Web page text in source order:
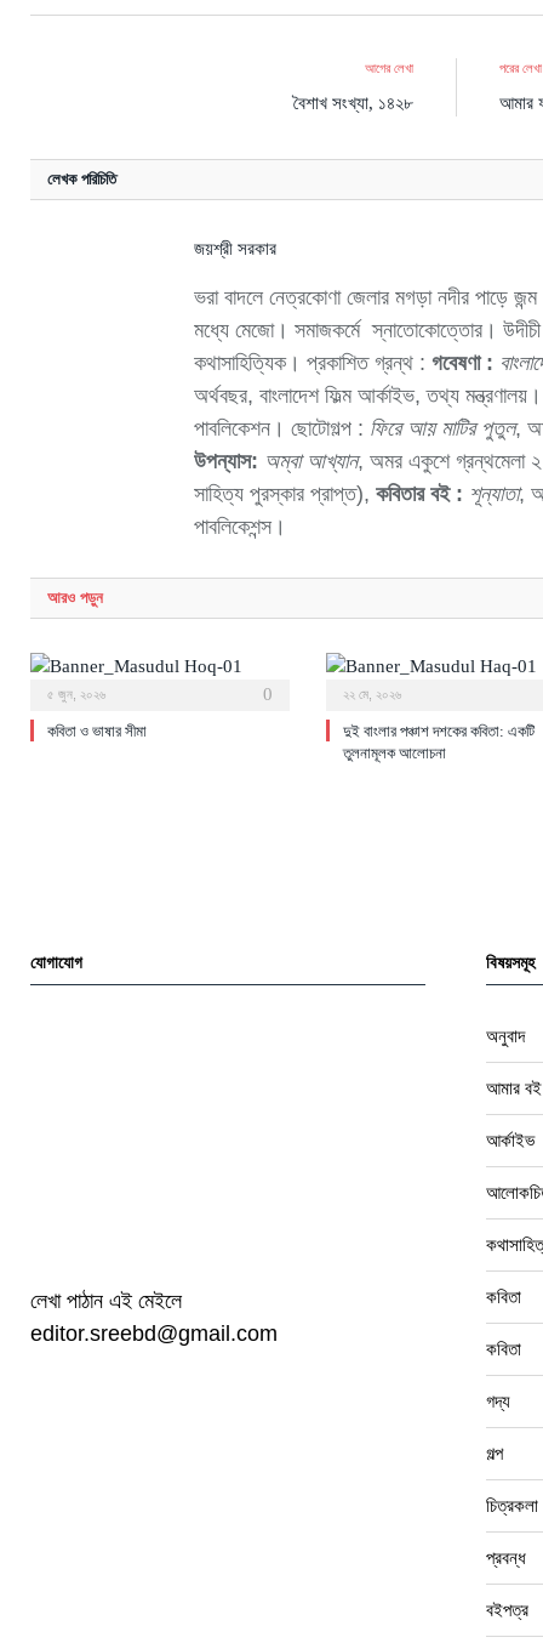
আগের লেখা
বৈশাখ সংখ্যা, ১৪২৮
পরের লেখা
আমার
লেখক পরিচিতি
জয়শ্রী সরকার
ভরা বাদলে নেত্রকোণা জেলার মগড়া নদীর পাড়ে
মধ্যে মেজো। সমাজকর্মে স্নাতোকোত্তোর। উদীচী
কথাসাহিত্যিক। প্রকাশিত গ্রন্থ : গবেষণা :
অর্থবছর, বাংলাদেশ ফিল্ম আর্কাইভ, তথ্য
পাবলিকেশন। ছোটোগল্প : ফিরে আয় মাটির পুতুল,
উপন্যাস: অম্বা আখ্যান, অমর একুশে গ্রন্থমেলা
সাহিত্য পুরস্কার প্রাপ্ত), কবিতার বই : শূন্যাতা,
পাবলিকেশন্স।
আরও পড়ুন
৫ জুন, ২০২৬ 0
কবিতা ও ভাষার সীমা
২২ মে, ২০২৬
দুই বাংলার পঞ্চাশ দশকের কবিতা: একটি
তুলনামূলক আলোচনা
যোগাযোগ
লেখা পাঠান এই মেইলে
editor.sreebd@gmail.com
বিষয়সমূহ
অনুবাদ
আমার বই
আর্কাইভ
কবিতা
কবিতা
গদ্য
গল্প
চিত্রকলা
প্রবন্ধ
বইপত্র